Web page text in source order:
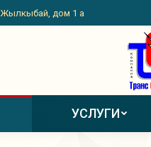
Жылкыбай, дом 1 а
УСЛУГИ
Жылкыбай, дом 1 а